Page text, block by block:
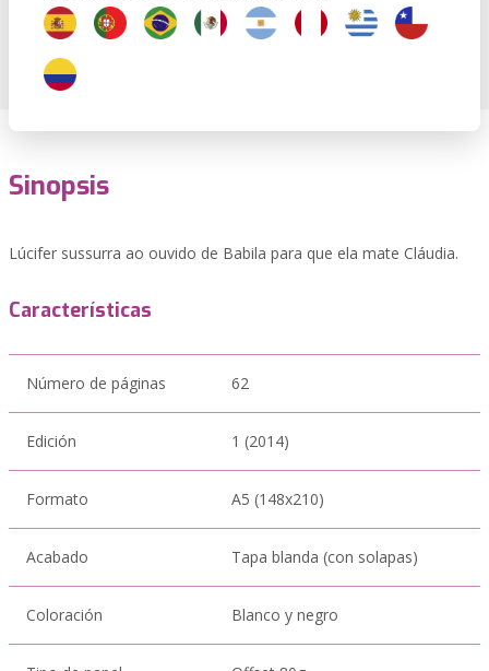
Sinopsis
Lúcifer sussurra ao ouvido de Babila para que ela mate Cláudia.
Características
Número de páginas 62
Edición 1 (2014)
Formato A5 (148x210)
Acabado Tapa blanda (con solapas)
Coloración Blanco y negro